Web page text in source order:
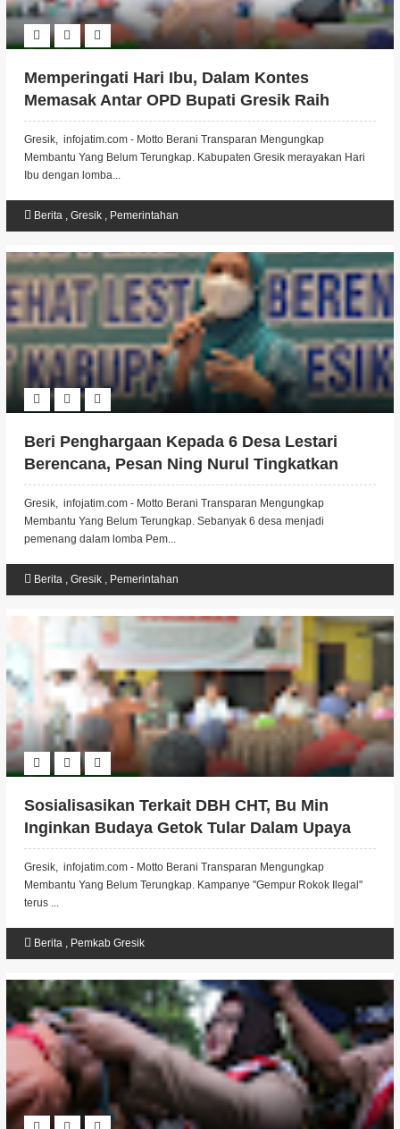
Memperingati Hari Ibu, Dalam Kontes
Memasak Antar OPD Bupati Gresik Raih
Juara 1
Gresik, infojatim.com - Motto Berani Transparan Mengungkap
Membantu Yang Belum Terungkap. Kabupaten Gresik merayakan Hari
Ibu dengan lomba...
Berita, Gresik, Pemerintahan
Beri Penghargaan Kepada 6 Desa Lestari
Berencana, Pesan Ning Nurul Tingkatkan
Pelayanan Posyandu
Gresik, infojatim.com - Motto Berani Transparan Mengungkap
Membantu Yang Belum Terungkap. Sebanyak 6 desa menjadi
pemenang dalam lomba Pem...
Berita, Gresik, Pemerintahan
Sosialisasikan Terkait DBH CHT, Bu Min
Inginkan Budaya Getok Tular Dalam Upaya
Gempur Rokok Ilegal.
Gresik, infojatim.com - Motto Berani Transparan Mengungkap
Membantu Yang Belum Terungkap. Kampanye "Gempur Rokok Ilegal"
terus ...
Berita, Pemkab Gresik